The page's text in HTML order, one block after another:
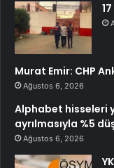
Murat Emir: CHP
Ağustos 6, 2026
Alphabet hisseleri
ayrılmasıyla %5
Ağustos 6, 2026